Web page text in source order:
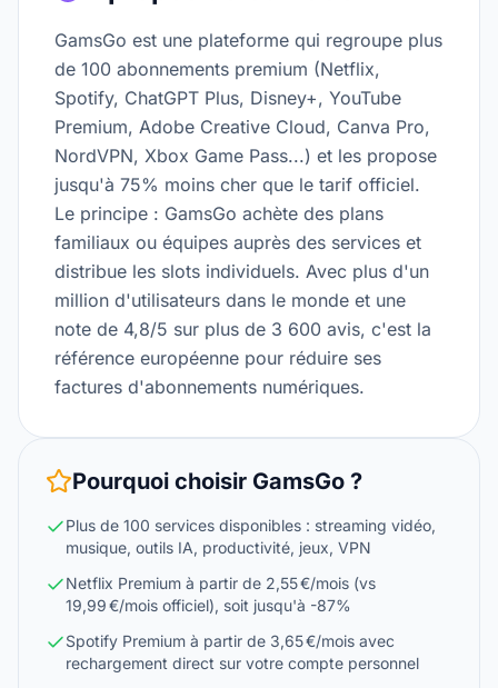
GamsGo est une plateforme qui regroupe plus
de 100 abonnements premium (Netflix,
Spotify, ChatGPT Plus, Disney+, YouTube
Premium, Adobe Creative Cloud, Canva Pro,
NordVPN, Xbox Game Pass...) et les propose
jusqu'à 75% moins cher que le tarif officiel.
Le principe : GamsGo achète des plans
familiaux ou équipes auprès des services et
distribue les slots individuels. Avec plus d'un
million d'utilisateurs dans le monde et une
note de 4,8/5 sur plus de 3 600 avis, c'est la
référence européenne pour réduire ses
factures d'abonnements numériques.
Pourquoi choisir GamsGo ?
Plus de 100 services disponibles : streaming vidéo,
musique, outils IA, productivité, jeux, VPN
Netflix Premium à partir de 2,55 €/mois (vs
19,99 €/mois officiel), soit jusqu'à -87%
Spotify Premium à partir de 3,65 €/mois avec
rechargement direct sur votre compte personnel